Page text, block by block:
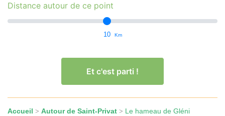
Distance autour de ce point
10 Km
Et c'est parti !
Accueil > Autour de Saint-Privat > Le hameau de Gléni